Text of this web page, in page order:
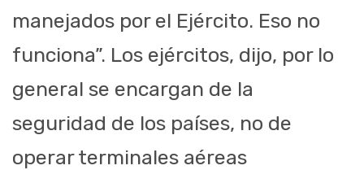
manejados por el Ejército. Eso no
funciona”. Los ejércitos, dijo, por lo
general se encargan de la
seguridad de los países, no de
operar terminales aéreas